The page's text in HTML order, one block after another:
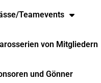
Teamevents
von Mitgliedern
und Gönner